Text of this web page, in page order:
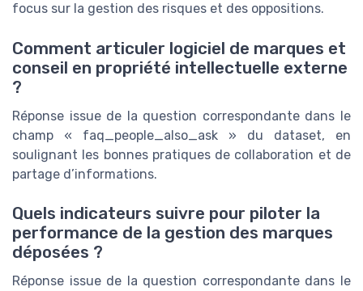
focus sur la gestion des risques et des oppositions.
Comment articuler logiciel de marques et
conseil en propriété intellectuelle externe
?
Réponse issue de la question correspondante dans le
champ « faq_people_also_ask » du dataset, en
soulignant les bonnes pratiques de collaboration et de
partage d’informations.
Quels indicateurs suivre pour piloter la
performance de la gestion des marques
déposées ?
Réponse issue de la question correspondante dans le